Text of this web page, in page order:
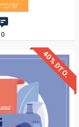
0
acceso
40% DTO.